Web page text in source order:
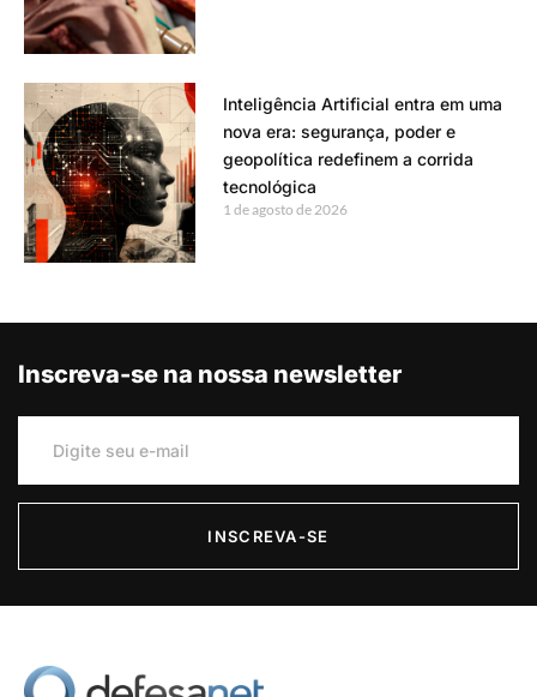
Inteligência Artificial entra em uma
nova era: segurança, poder e
geopolítica redefinem a corrida
tecnológica
1 de agosto de 2026
Inscreva-se na nossa newsletter
INSCREVA-SE